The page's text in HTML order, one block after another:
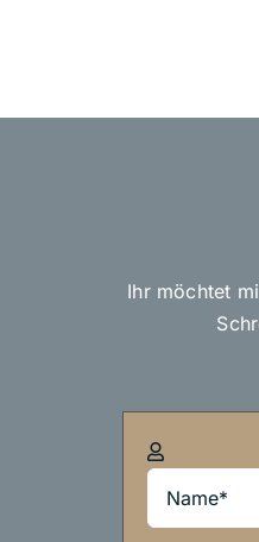
Ihr möchtet